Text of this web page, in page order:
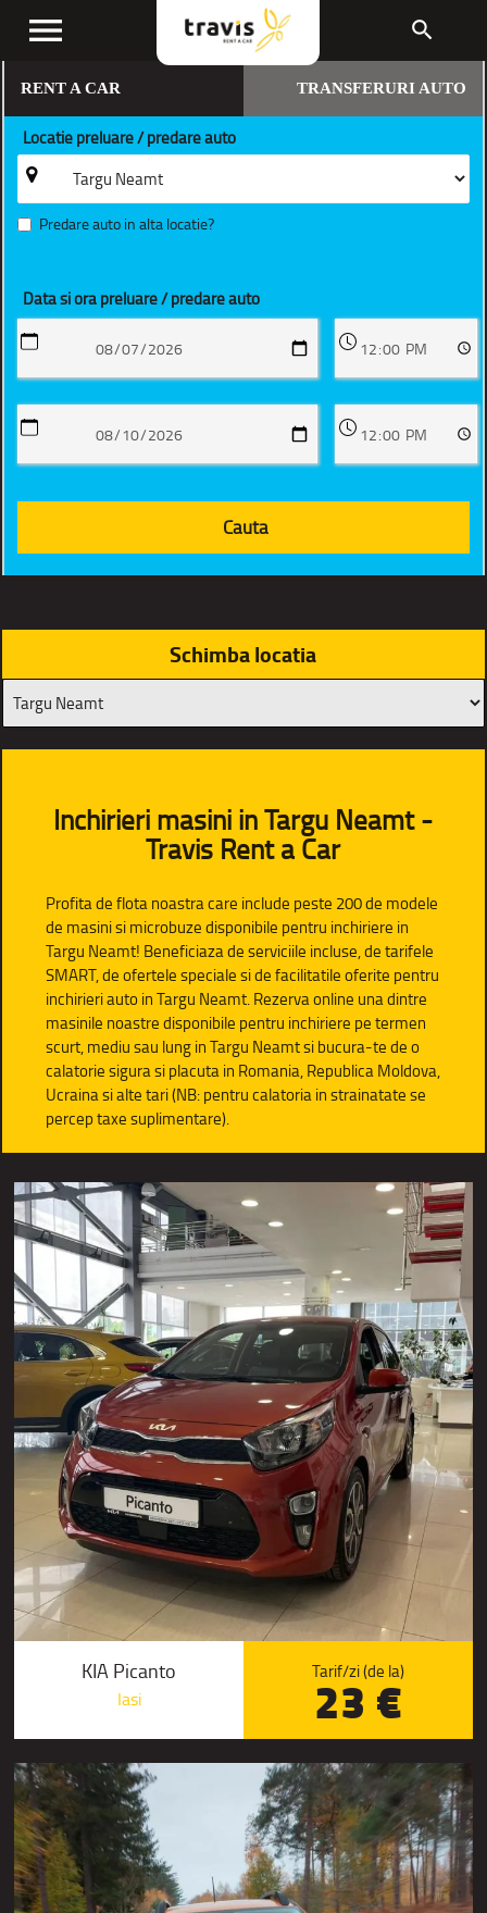
menu search
RENT A CAR TRANSFERURI AUTO
Locatie preluare / predare auto
Predare auto in alta locatie?
Data si ora preluare / predare auto
Schimba locatia
Inchirieri masini in Targu Neamt -
Travis Rent a Car
Profita de flota noastra care include peste 200 de modele
de masini si microbuze disponibile pentru inchiriere in
Targu Neamt! Beneficiaza de serviciile incluse, de tarifele
SMART, de ofertele speciale si de facilitatile oferite pentru
inchirieri auto in Targu Neamt. Rezerva online una dintre
masinile noastre disponibile pentru inchiriere pe termen
scurt, mediu sau lung in Targu Neamt si bucura-te de o
calatorie sigura si placuta in Romania, Republica Moldova,
Ucraina si alte tari (NB: pentru calatoria in strainatate se
percep taxe suplimentare).
KIA Picanto
Iasi
Tarif/zi (de la)
23 €